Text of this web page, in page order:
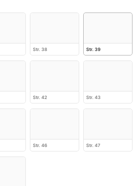
Str. 38 Str. 39
Str. 42 Str. 43
Str. 46 Str. 47